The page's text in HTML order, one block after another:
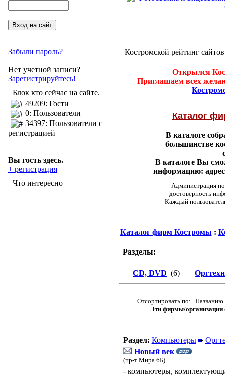
Забыли пароль?
Нет учетной записи?
Зарегистрируйтесь!
Блок кто сейчас на сайте.
49209: Гости
0: Пользователи
34397: Пользователи с
регистрацией
Вы гость здесь.
+ регистрация
Что интересно
Костромской рейтинг сайтов
Открылся
Приглашаем всех
Каталог
В каталоге
большинстве
В каталоге Вы
информацию:
Администрация
достоверность
Каждый
Каталог фирм Костромы :
Разделы:
CD, DVD (6)
Отсортировать по: Названию
Эти фирмы/организации
Раздел: Компьютеры
Новый век
(пр-т Мира 6Б)
- компьютеры,